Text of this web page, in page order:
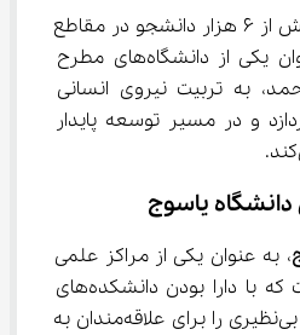
امروزه، این دانشگاه با بیش از ۶ هزار دانشجو در مقاطع
مختلف تحصیلی، به عنوان یکی از دانشگاه‌های مطرح
به تربیت نیروی انسانی
و متعهد می‌پردازد و در مسیر توسعه پایدار
، به عنوان یکی از مراکز علمی
برجسته لازم به ذکر است که با دارا بودن دانشکده‌های
متنوع و پویا، فرصت‌های بی‌نظیری را برای علاقه‌مندان به